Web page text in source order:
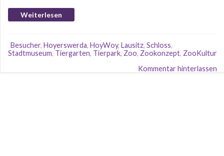
Weiterlesen
Besucher, Hoyerswerda, HoyWoy, Lausitz, Schloss,
Stadtmuseum, Tiergarten, Tierpark, Zoo, Zookonzept, ZooKultur
Kommentar hinterlassen